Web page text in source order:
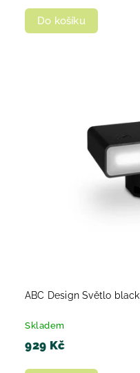
Do košíku
ABC Design Světlo black
Skladem
929 Kč